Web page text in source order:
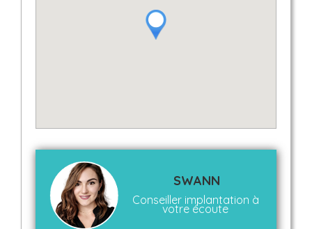
SWANN
Conseiller implantation à
votre écoute